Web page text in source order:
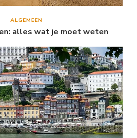
ALGEMEEN
alles wat je moet weten